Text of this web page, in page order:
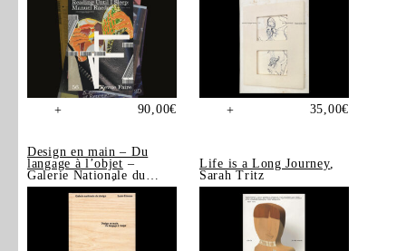
+ 90,00€ + 35,00€
Design en main – Du
langage à l’objet –
Galerie Nationale du
Design, Saint-Étienne
Life is a Long Journey,
Sarah Tritz